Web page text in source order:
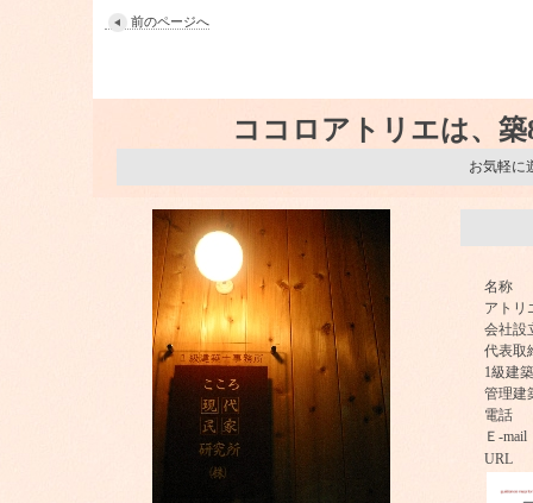
前のページへ
ココロアトリエは、
お気軽に
名称
アト
会社
代表
1級建
管理
電話
Ｅ-
URL